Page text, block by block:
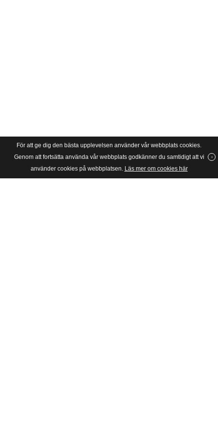
För att ge dig den bästa upplevelsen använder vår webbplats cookies.
Genom att fortsätta använda vår webbplats godkänner du samtidigt att vi
använder cookies på webbplatsen. Läs mer om cookies här